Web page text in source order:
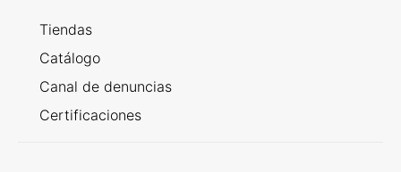
Tiendas
Catálogo
Canal de denuncias
Certificaciones